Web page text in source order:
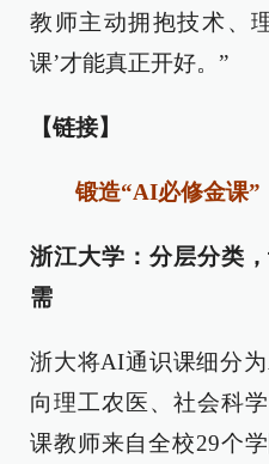
教师主动拥抱技术、
课’才能真正开好。”
【链接】
锻造“AI必修金课”
浙江大学：分层分类
需
浙大将AI通识课细分
向理工农医、社会科
课教师来自全校29个